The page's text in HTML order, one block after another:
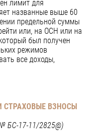
лимит для
названные выше 60
предельной суммы
или, на ОСН или на
был получен
режимов
все доходы,
СТРАХОВЫЕ ВЗНОСЫ
БС-17-11/2825@)